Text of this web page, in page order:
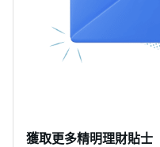
賽事的收看計劃。
獲取更多精明理財貼士